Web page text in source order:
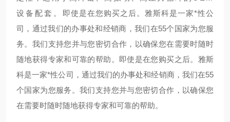
设备配套。 即使是在您购买之后。雅斯科是一家*性公
司，通过我们的办事处和经销商，我们在55个国家为您服
务。我们支持您并与您密切合作，以确保您在需要时随时
随地获得专家和可靠的帮助。 即使是在您购买之后。雅斯
科是一家*性公司，通过我们的办事处和经销商，我们在55
个国家为您服务。我们支持您并与您密切合作，以确保您
在需要时随时随地获得专家和可靠的帮助。